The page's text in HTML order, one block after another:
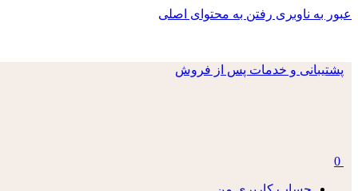
عبور به ناوبری رفتن به محتوای اصلی
پشتیبانی و خدمات پس از فروش
0